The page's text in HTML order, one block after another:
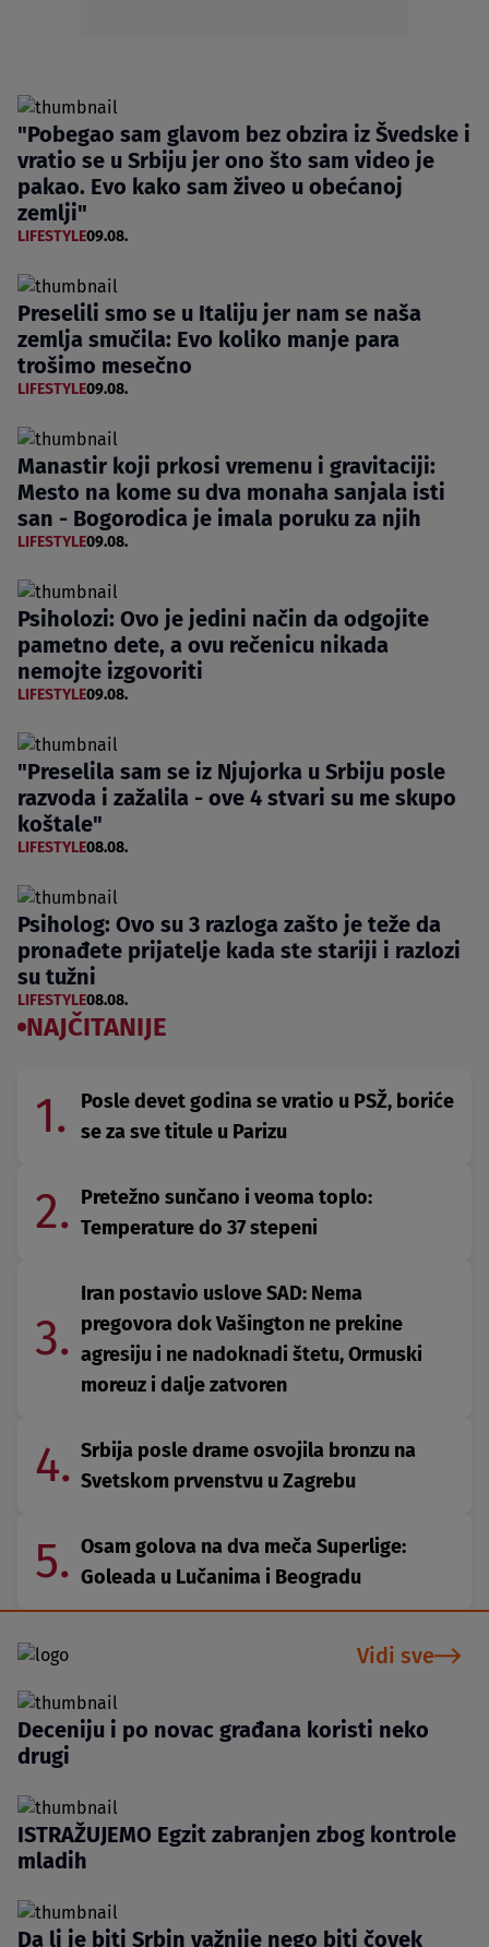
"Pobegao sam glavom bez obzira iz Švedske i
vratio se u Srbiju jer ono što sam video je
pakao. Evo kako sam živeo u obećanoj
zemlji"
LIFESTYLE09.08.
Preselili smo se u Italiju jer nam se naša
zemlja smučila: Evo koliko manje para
trošimo mesečno
LIFESTYLE09.08.
Manastir koji prkosi vremenu i gravitaciji:
Mesto na kome su dva monaha sanjala isti
san - Bogorodica je imala poruku za njih
LIFESTYLE09.08.
Psiholozi: Ovo je jedini način da odgojite
pametno dete, a ovu rečenicu nikada
nemojte izgovoriti
LIFESTYLE09.08.
"Preselila sam se iz Njujorka u Srbiju posle
razvoda i zažalila - ove 4 stvari su me skupo
koštale"
LIFESTYLE08.08.
Psiholog: Ovo su 3 razloga zašto je teže da
pronađete prijatelje kada ste stariji i razlozi
su tužni
LIFESTYLE08.08.
NAJČITANIJE
1.
Posle devet godina se vratio u PSŽ, boriće
se za sve titule u Parizu
2. Pretežno sunčano i veoma toplo:
Temperature do 37 stepeni
3.
Iran postavio uslove SAD: Nema
pregovora dok Vašington ne prekine
agresiju i ne nadoknadi štetu, Ormuski
moreuz i dalje zatvoren
4. Srbija posle drame osvojila bronzu na
Svetskom prvenstvu u Zagrebu
5. Osam golova na dva meča Superlige:
Goleada u Lučanima i Beogradu
Vidi sve
Deceniju i po novac građana koristi neko
drugi
ISTRAŽUJEMO Egzit zabranjen zbog kontrole
mladih
Da li je biti Srbin važnije nego biti čovek